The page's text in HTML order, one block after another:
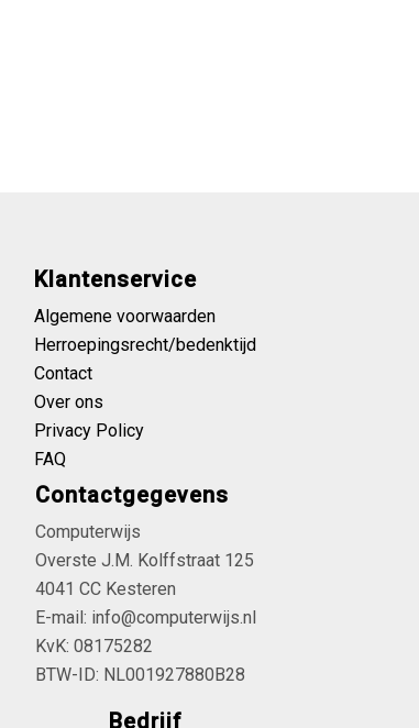
Klantenservice
Algemene voorwaarden
Herroepingsrecht/bedenktijd
Contact
Over ons
Privacy Policy
FAQ
Contactgegevens
Computerwijs
Overste J.M. Kolffstraat 125
4041 CC Kesteren
E-mail: info@computerwijs.nl
KvK: 08175282
BTW-ID: NL001927880B28
Bedrijf